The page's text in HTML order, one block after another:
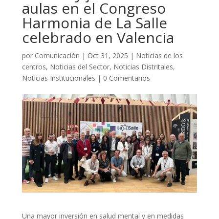
aulas en el Congreso
Harmonia de La Salle
celebrado en Valencia
por Comunicación | Oct 31, 2025 | Noticias de los
centros, Noticias del Sector, Noticias Distritales,
Noticias Institucionales | 0 Comentarios
Una mayor inversión en salud mental y en medidas